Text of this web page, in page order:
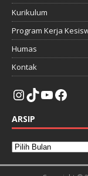
Kurikulum
Program Kerja
Humas
Kontak
ARSIP